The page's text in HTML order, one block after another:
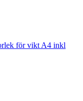
för vikt A4 inkl